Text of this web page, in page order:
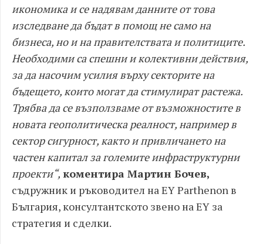
икономика и се надявам данните от това
изследване да бъдат в помощ не само на
бизнеса, но и на правителствата и политиците.
Необходими са спешни и колективни действия,
за да насочим усилия върху секторите на
бъдещето, които могат да стимулират растежа.
Трябва да се възползваме от възможностите в
новата геополитическа реалност, например в
сектор сигурност, както и привличането на
частен капитал за големите инфраструктурни
проекти“, коментира Мартин Бочев,
съдружник и ръководител на EY Parthenon в
България, консултантското звено на EY за
стратегия и сделки.